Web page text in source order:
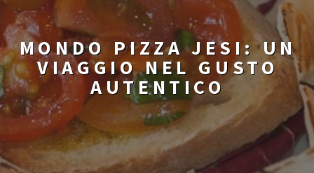
MONDO PIZZA JESI: UN
VIAGGIO NEL GUSTO
AUTENTICO